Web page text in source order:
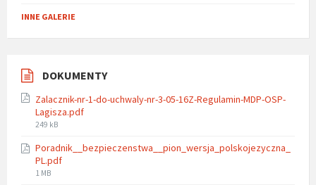
INNE GALERIE
DOKUMENTY
Zalacznik-nr-1-do-uchwaly-nr-3-05-16Z-Regulamin-MDP-OSP-
Lagisza.pdf
File
249 kB
Poradnik__bezpieczenstwa__pion_wersja_polskojezyczna_
PL.pdf
File
1 MB